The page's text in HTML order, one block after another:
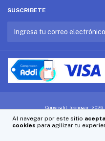
Al navegar por este sitio
cookies para agilizar tu
SUSCRIBETE
Copyright Tecnogar -